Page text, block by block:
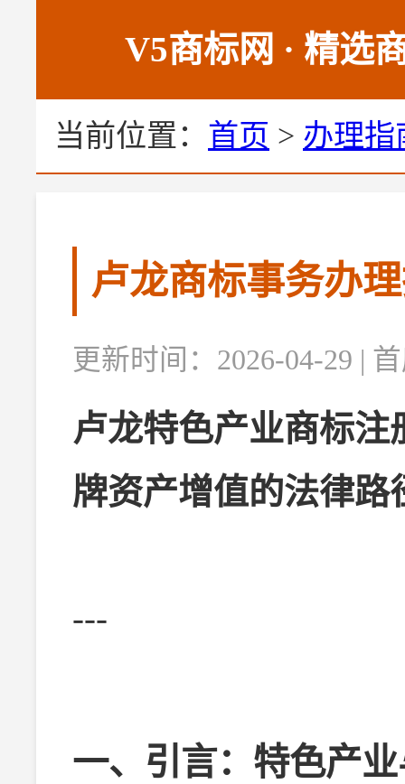
V5商标网 · 精选
当前位置： 首页 > 办理指
卢龙商标事务办
更新时间：2026-04-29 |
卢龙特色产业商标
牌资产增值的法律路
---
一、引言：特色产